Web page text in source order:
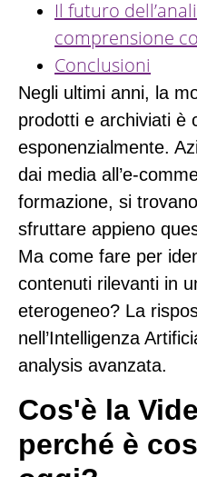
Il futuro
comprensione
Conclusioni
Negli ultimi anni, la
prodotti e archiviati è
esponenzialmente.
dai media all’e-
formazione, si
sfruttare appieno
Ma come fare per
contenuti rilevanti in
eterogeneo? La
nell’Intelligenza
analysis avanzata.
Cos'è la
perché è